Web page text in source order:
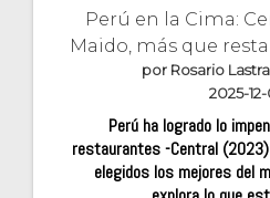
Perú en la Cima:
Maido, más que
por Rosario Lastra
2025-
Perú ha logrado lo
restaurantes -Central
elegidos los mejores del